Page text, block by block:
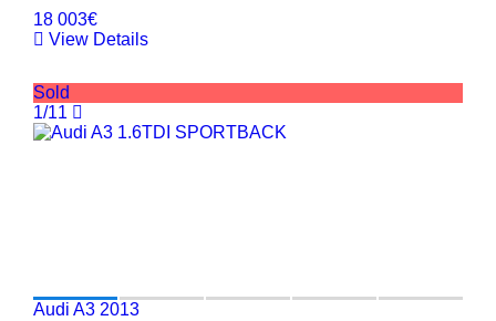
18 003€
View Details
Sold
1/11
Audi A3 2013